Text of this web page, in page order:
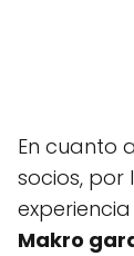
En cuanto
socios, por
Makro